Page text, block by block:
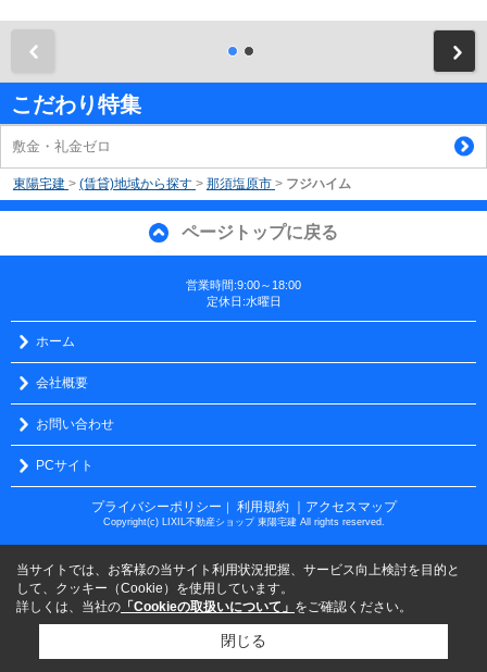
こだわり特集
敷金・礼金ゼロ
東陽宅建 > (賃貸)地域から探す > 那須塩原市 > フジハイム
ページトップに戻る
営業時間:9:00～18:00
定休日:水曜日
ホーム
会社概要
お問い合わせ
PCサイト
プライバシーポリシー 利用規約 ｜アクセスマップ
Copyright(c) LIXIL不動産ショップ 東陽宅建 All rights reserved.
当サイトでは、お客様の当サイト利用状況把握、サービス向上検討を目的と
して、クッキー（Cookie）を使用しています。
詳しくは、当社の 「Cookieの取扱いについて」 をご確認ください。
閉じる